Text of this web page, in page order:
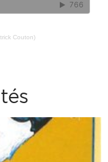
Couton)